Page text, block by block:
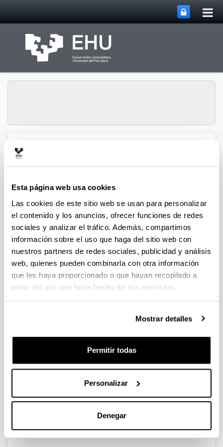
Esta página web usa cookies
Las cookies de este sitio web se usan para personalizar
el contenido y los anuncios, ofrecer funciones de redes
sociales y analizar el tráfico. Además, compartimos
información sobre el uso que haga del sitio web con
nuestros partners de redes sociales, publicidad y análisis
web, quienes pueden combinarla con otra información
que les haya proporcionado o que hayan recopilado a
partir del uso que haya hecho de sus servicios.
Mostrar detalles
Permitir todas
Personalizar
Denegar
Historia Urbana.
Capítulos de libro
Estructuración sectorial de la
economía vizcaína durante el
último siglo
Autoría:
Agirreazkuenaga, Joseba, Alonso, Eduardo,
1999
100 años de historia de la Confederación de
Empresarios de Bizkaia
Página de inicio - Página de fin:
167 - 322
Bilbao, Confederación de Empresarios de Bizkaia